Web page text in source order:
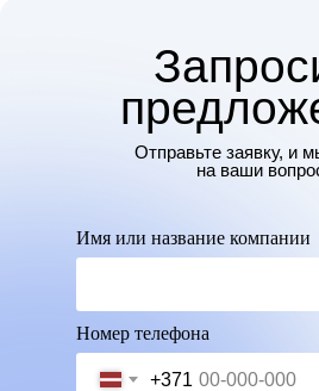
Имя или название компании
Номер телефона
+371
Отправьте заявку, и
на ваши